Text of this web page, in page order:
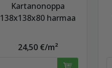
Kartanonoppa
138x138x80 harmaa
24,50 €/m²